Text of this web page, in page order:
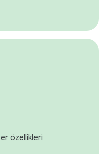
özellikleri